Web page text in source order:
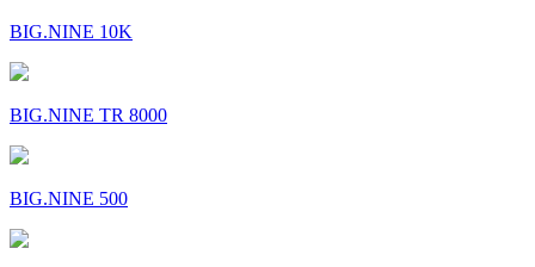
BIG.NINE 10K
BIG.NINE TR 8000
BIG.NINE 500